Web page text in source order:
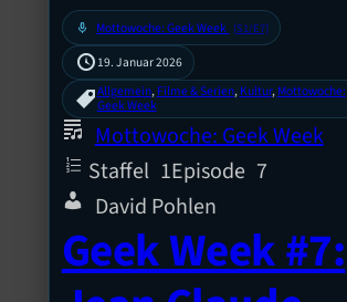
mic Mottowoche: Geek Week [S1/E7]
19. Januar 2026
Allgemein, Filme & Serien, Kultur, Mottowoche:
Geek Week
Mottowoche: Geek Week
Staffel 1Episode 7
David Pohlen
Geek Week #7: